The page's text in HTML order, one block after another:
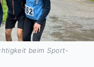
beim Sport-